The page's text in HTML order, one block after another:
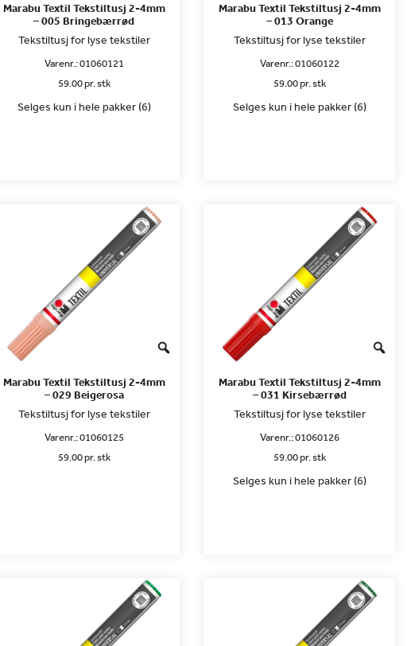
Marabu Textil Tekstiltusj 2-4mm
– 005 Bringebærrød
Tekstiltusj for lyse tekstiler
Varenr.:01060121
59.00 pr. stk
Selges kun i hele pakker (6)
Marabu Textil Tekstiltusj 2-4mm
– 013 Orange
Tekstiltusj for lyse tekstiler
Varenr.:01060122
59.00 pr. stk
Selges kun i hele pakker (6)
Marabu Textil Tekstiltusj 2-4mm
– 029 Beigerosa
Tekstiltusj for lyse tekstiler
Varenr.:01060125
59.00 pr. stk
Marabu Textil Tekstiltusj 2-4mm
– 031 Kirsebærrød
Tekstiltusj for lyse tekstiler
Varenr.:01060126
59.00 pr. stk
Selges kun i hele pakker (6)